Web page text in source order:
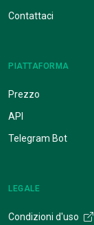
Contattaci
PIATTAFORMA
Prezzo
API
Telegram Bot
LEGALE
Condizioni d'uso